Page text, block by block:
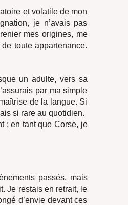
et volatile de mon
je n’avais pas
mes origines, me
toute appartenance.
un adulte, vers sa
par ma simple
de la langue. Si
si rare au quotidien.
; en tant que Corse, je
passés, mais
Je restais en retrait, le
d’envie devant ces